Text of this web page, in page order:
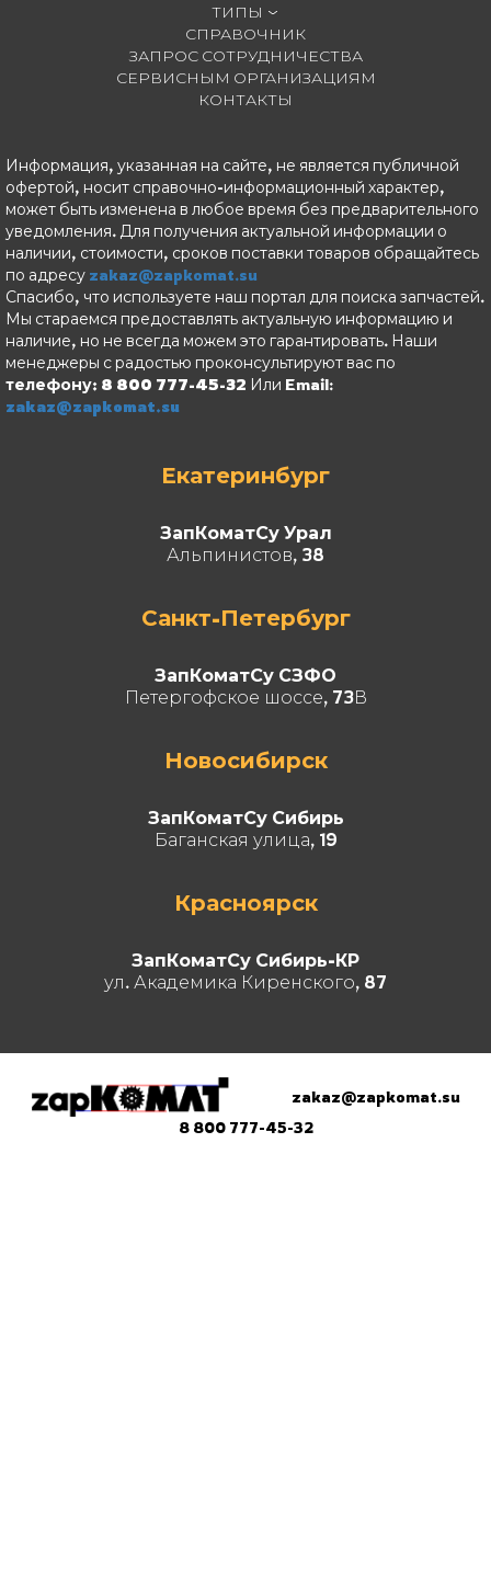
ТИПЫ
СПРАВОЧНИК
ЗАПРОС СОТРУДНИЧЕСТВА
СЕРВИСНЫМ ОРГАНИЗАЦИЯМ
КОНТАКТЫ
Информация, указанная на сайте, не является публичной
офертой, носит справочно-информационный характер,
может быть изменена в любое время без предварительного
уведомления. Для получения актуальной информации о
наличии, стоимости, сроков поставки товаров обращайтесь
по адресу zakaz@zapkomat.su
Спасибо, что используете наш портал для поиска запчастей.
Мы стараемся предоставлять актуальную информацию и
наличие, но не всегда можем это гарантировать. Наши
менеджеры с радостью проконсультируют вас по
телефону: 8 800 777-45-32 Или Email:
zakaz@zapkomat.su
Екатеринбург
ЗапКоматСу Урал
Альпинистов, 38
Санкт-Петербург
ЗапКоматСу СЗФО
Петергофское шоссе, 73В
Новосибирск
ЗапКоматСу Сибирь
Баганская улица, 19
Красноярск
ЗапКоматСу Сибирь-КР
ул. Академика Киренского, 87
zakaz@zapkomat.su
8 800 777-45-32